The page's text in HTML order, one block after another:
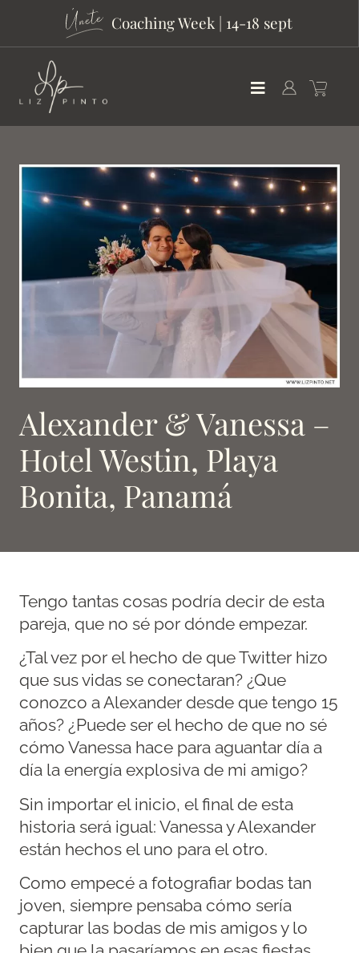
Coaching Week | 14-18 sept
Alexander & Vanessa –
Hotel Westin, Playa
Bonita, Panamá
Tengo tantas cosas podría decir de esta
pareja, que no sé por dónde empezar.
¿Tal vez por el hecho de que Twitter hizo
que sus vidas se conectaran? ¿Que
conozco a Alexander desde que tengo 15
años? ¿Puede ser el hecho de que no sé
cómo Vanessa hace para aguantar día a
día la energía explosiva de mi amigo?
Sin importar el inicio, el final de esta
historia será igual: Vanessa y Alexander
están hechos el uno para el otro.
Como empecé a fotografiar bodas tan
joven, siempre pensaba cómo sería
capturar las bodas de mis amigos y lo